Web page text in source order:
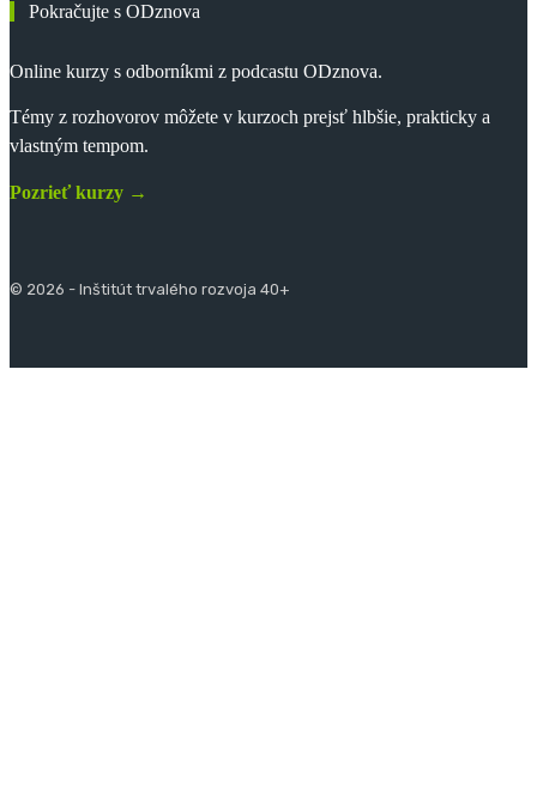
Pokračujte s ODznova
Online kurzy s odborníkmi z podcastu ODznova.
Témy z rozhovorov môžete v kurzoch prejsť hlbšie, prakticky a
vlastným tempom.
Pozrieť kurzy →
© 2026 - Inštitút trvalého rozvoja 40+